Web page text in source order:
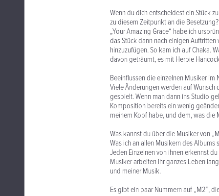
Wenn du dich entscheidest ein Stück
zu diesem Zeitpunkt an die Besetzung?
„Your Amazing Grace“ habe ich
das Stück dann nach einigen
hinzuzufügen. So kam ich auf Chaka.
davon geträumt, es mit Herbie
Beeinflussen die einzelnen Musiker
Viele Änderungen werden auf
gespielt. Wenn man dann ins Studio
Komposition bereits ein wenig
meinem Kopf habe, und dem, was die
Was kannst du über die Musiker von
Was ich an allen Musikern des Albums
Jeden Einzelnen von ihnen erkennst
Musiker arbeiten ihr ganzes Leben
und meiner Musik.
Es gibt ein paar Nummern auf „M2”,